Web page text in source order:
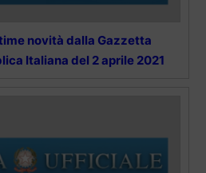
novità dalla Gazzetta
Italiana del 2 aprile 2021